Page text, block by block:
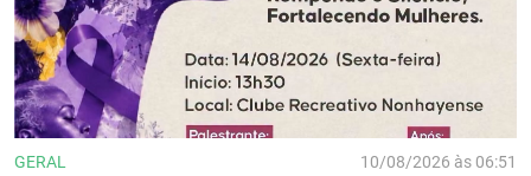
GERAL 10/08/2026 às 06:51